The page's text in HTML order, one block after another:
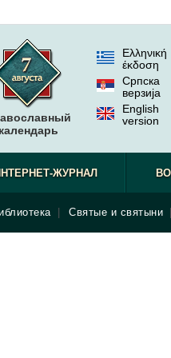
календарь
Ελληνική
έκδοση
Српска
верзиjа
English
version
Святые и святыни
ЖУРНАЛ